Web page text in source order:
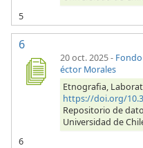
5
6
20 oct. 2025-
éctor Morales
Etnografia,
https://doi.org/
Repositorio de
Universidad de
6